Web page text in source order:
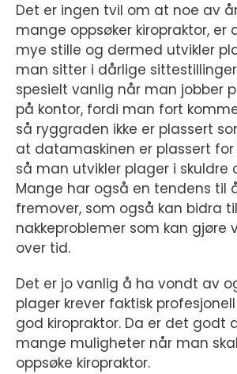
Det er ingen tvil om at noe av
mange oppsøker kiropraktor, er
mye stille og dermed utvikler
man sitter i dårlige
spesielt vanlig når man jobber
på kontor, fordi man fort
så ryggraden ikke er plassert
at datamaskinen er plassert
så man utvikler plager i skuldre
Mange har også en tendens til
fremover, som også kan bidra til
nakkeproblemer som kan gjøre
over tid.
Det er jo vanlig å ha vondt av
plager krever faktisk
god kiropraktor. Da er det godt
mange muligheter når man skal
oppsøke kiropraktor.